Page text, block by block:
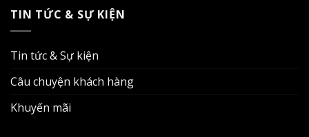
TIN TỨC & SỰ KIỆN
Tin tức & Sự kiện
Câu chuyện khách hàng
Khuyến mãi